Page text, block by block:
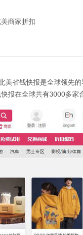
商家折扣
省钱快报是全球领先
报在全球共有3000多家